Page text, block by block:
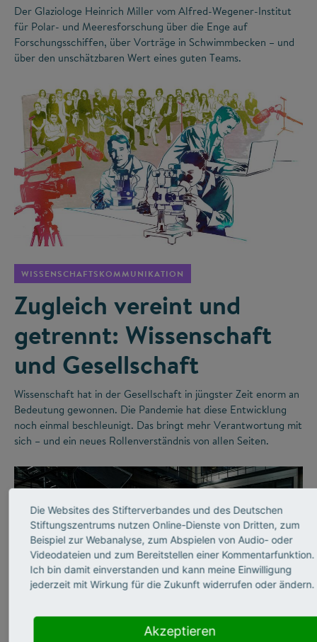
Der Glaziologe Heinrich Miller vom Alfred-Wegener-Institut
für Polar- und Meeresforschung über die Enge auf
Forschungsschiffen, über Vorträge in Schwimmbecken – und
über den unschätzbaren Wert eines guten Teams.
WISSENSCHAFTSKOMMUNIKATION
Zugleich vereint und
getrennt: Wissenschaft
und Gesellschaft
Wissenschaft hat in der Gesellschaft in jüngster Zeit enorm an
Bedeutung gewonnen. Die Pandemie hat diese Entwicklung
noch einmal beschleunigt. Das bringt mehr Verantwortung mit
sich – und ein neues Rollenverständnis von allen Seiten.
©
Die Websites des Stifterverbandes und des Deutschen
Stiftungszentrums nutzen Online-Dienste von Dritten, zum
Beispiel zur Webanalyse, zum Abspielen von Audio- oder
Videodateien und zum Bereitstellen einer Kommentarfunktion.
Ich bin damit einverstanden und kann meine Einwilligung
jederzeit mit Wirkung für die Zukunft widerrufen oder ändern.
Akzeptieren